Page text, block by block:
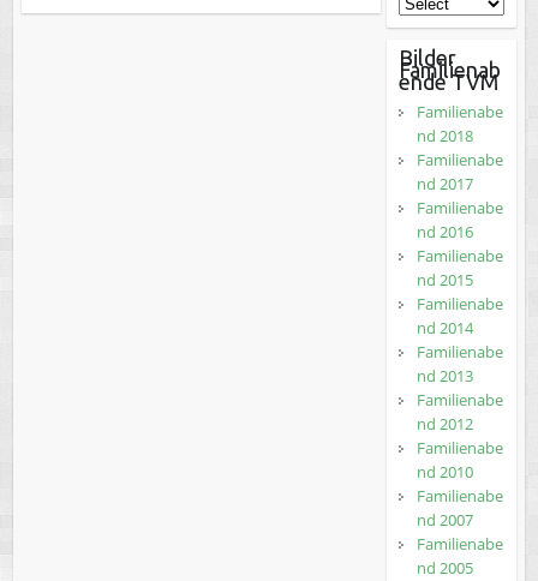
Bilder
Familienab
ende TVM
Familienabe
nd 2018
Familienabe
nd 2017
Familienabe
nd 2016
Familienabe
nd 2015
Familienabe
nd 2014
Familienabe
nd 2013
Familienabe
nd 2012
Familienabe
nd 2010
Familienabe
nd 2007
Familienabe
nd 2005